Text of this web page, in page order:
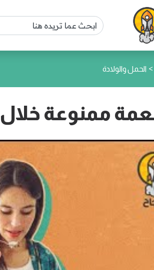
> الحمل والولادة